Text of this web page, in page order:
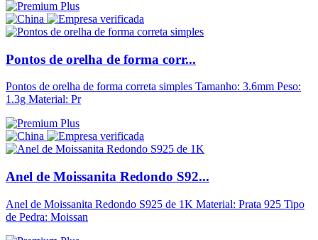
Pontos de orelha de forma corr...
Pontos de orelha de forma correta simples Tamanho: 3.6mm Peso:
1.3g Material: Pr
Anel de Moissanita Redondo S92...
Anel de Moissanita Redondo S925 de 1K Material: Prata 925 Tipo
de Pedra: Moissan